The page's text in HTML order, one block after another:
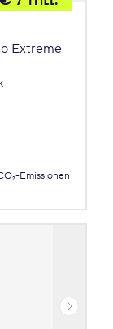
Extreme
Emissionen